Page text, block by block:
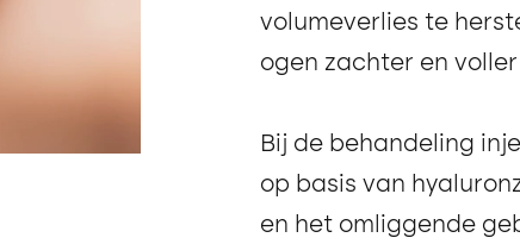
volumeverlies te
ogen zachter en
Bij de behandeling
op basis van
en het omliggende